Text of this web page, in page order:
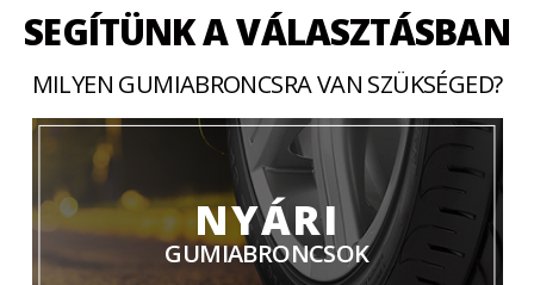
SEGÍTÜNK A VÁLASZTÁSBAN
MILYEN GUMIABRONCSRA VAN SZÜKSÉGED?
NYÁRI
GUMIABRONCSOK